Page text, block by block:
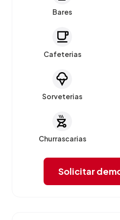
Bares
Cafeterias
Sorveterias
Churrascarias
Solicitar